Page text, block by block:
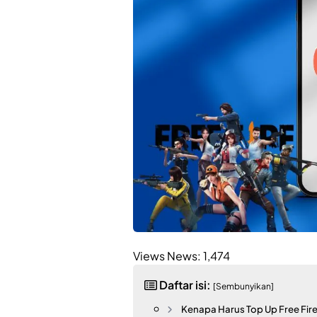
Views News: 1,474
Daftar isi: [Sembunyikan]
Kenapa Harus Top Up Free